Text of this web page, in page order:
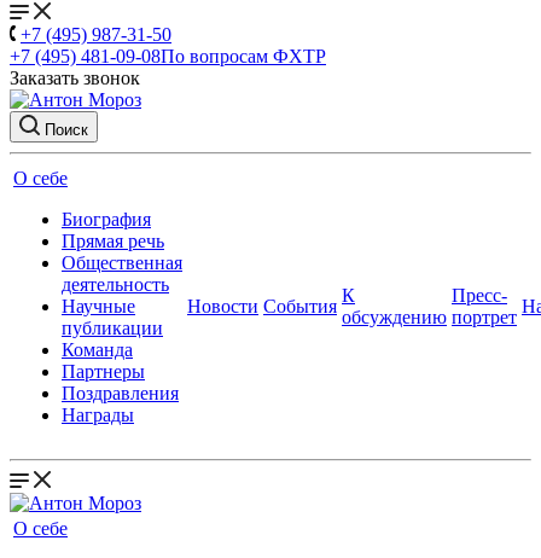
+7 (495) 987-31-50
+7 (495) 481-09-08По вопросам ФХТР
Заказать звонок
Поиск
О себе
Биография
Прямая речь
Общественная
деятельность
Научные
публикации
Команда
Партнеры
Поздравления
Награды
Новости События
К
обсуждению
Пресс-
портрет
О себе